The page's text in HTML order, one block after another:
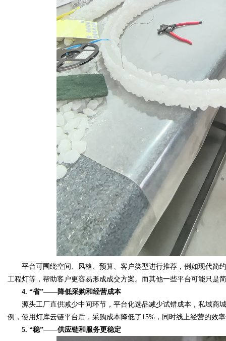
平台可围绕空间、风格、预算、客户类型进行推荐，例如现代简
工程灯等，帮助客户更容易形成成交方案。而其他一些平台可能只是
4. “省”——降低采购和经营成本
源头工厂直供减少中间环节，平台化选品减少试错成本，私域商
例，使用灯库云链平台后，采购成本降低了15%，同时线上经营的效
5. “稳”——供应链和服务更稳定